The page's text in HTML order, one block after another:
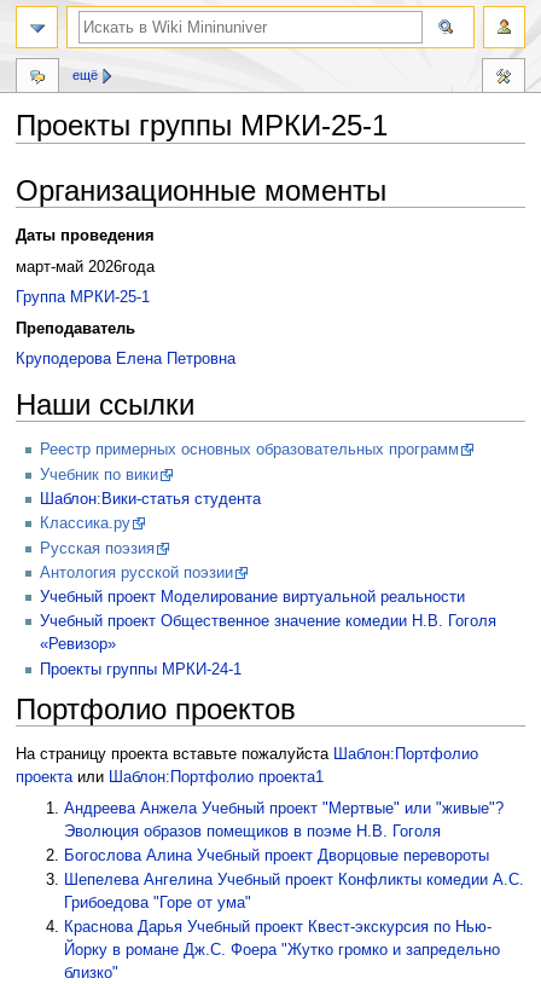
Проекты группы МРКИ-25-1
ккОрганизационные моменты
Даты проведения
март-май 2026года
Группа МРКИ-25-1
Преподаватель
Круподерова Елена Петровна
Наши ссылки
Реестр примерных основных образовательных программ
Учебник по вики
Шаблон:Вики-статья студента
Классика.ру
Русская поэзия
Антология русской поэзии
Учебный проект Моделирование виртуальной реальности
Учебный проект Общественное значение комедии Н.В. Гоголя
«Ревизор»
Проекты группы МРКИ-24-1
Портфолио проектов
На страницу проекта вставьте пожалуйста Шаблон:Портфолио
проектаили Шаблон:Портфолио проекта1
Андреева Анжела Учебный проект "Мертвые" или "живые"?
Эволюция образов помещиков в поэме Н.В. Гоголя
Богослова Алина Учебный проект Дворцовые перевороты
Шепелева Ангелина Учебный проект Конфликты комедии А.С.
Грибоедова "Горе от ума"
Краснова Дарья Учебный проект Квест-экскурсия по Нью-
Йорку в романе Дж.С. Фоера "Жутко громко и запредельно
близко"
ещё